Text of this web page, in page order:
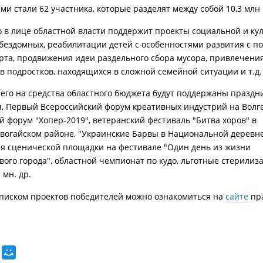
стали 62 участника, которые разделят между собой 10,3 млн
в лице областной власти поддержит проекты социальной и
реабилитации детей с особенностями развития с
продвижения идеи раздельного сбора мусора,
подростков, находящихся в сложной семейной ситуации и т.д.
на средства областного бюджета будут поддержаны
Первый Всероссийский форум креативных индустрий на
форум "Хопер-2019", ветеранский фестиваль "Битва хоров" в
районе, "Украинские Барвы в Национальной
сценической площадки на фестивале "Один день из жизни
города", областной чемпионат по кудо, льготные
мн. др.
проектов победителей можно ознакомиться на сайте